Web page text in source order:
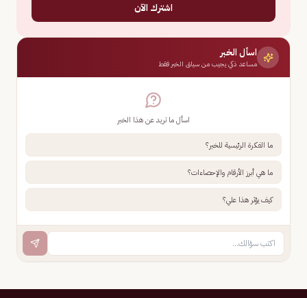
اشترك الآن
اسأل الخبر
مساعد ذكي يجيب من سياق الخبر فقط
اسأل ما تريد عن هذا الخبر
ما الفكرة الرئيسية للخبر؟
ما هي أبرز الأرقام والإحصاءات؟
كيف يؤثر هذا علي؟